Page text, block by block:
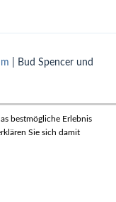
| Bud Spencer und
bestmögliche Erlebnis
Sie sich damit